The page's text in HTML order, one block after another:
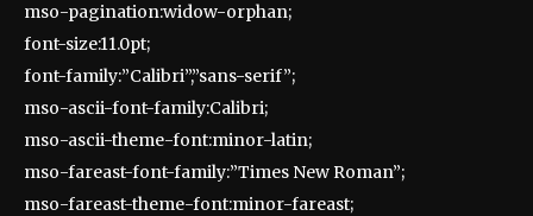
mso-pagination:widow-orphan;
font-size:11.0pt;
font-family:”Calibri”,”sans-serif”;
mso-ascii-font-family:Calibri;
mso-ascii-theme-font:minor-latin;
mso-fareast-font-family:”Times New Roman”;
mso-fareast-theme-font:minor-fareast;